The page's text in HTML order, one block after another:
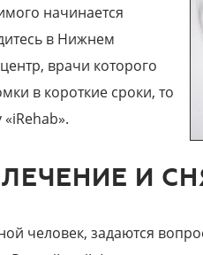
начинается
в Нижнем
врачи которого
в короткие сроки, то
И
человек, задаются